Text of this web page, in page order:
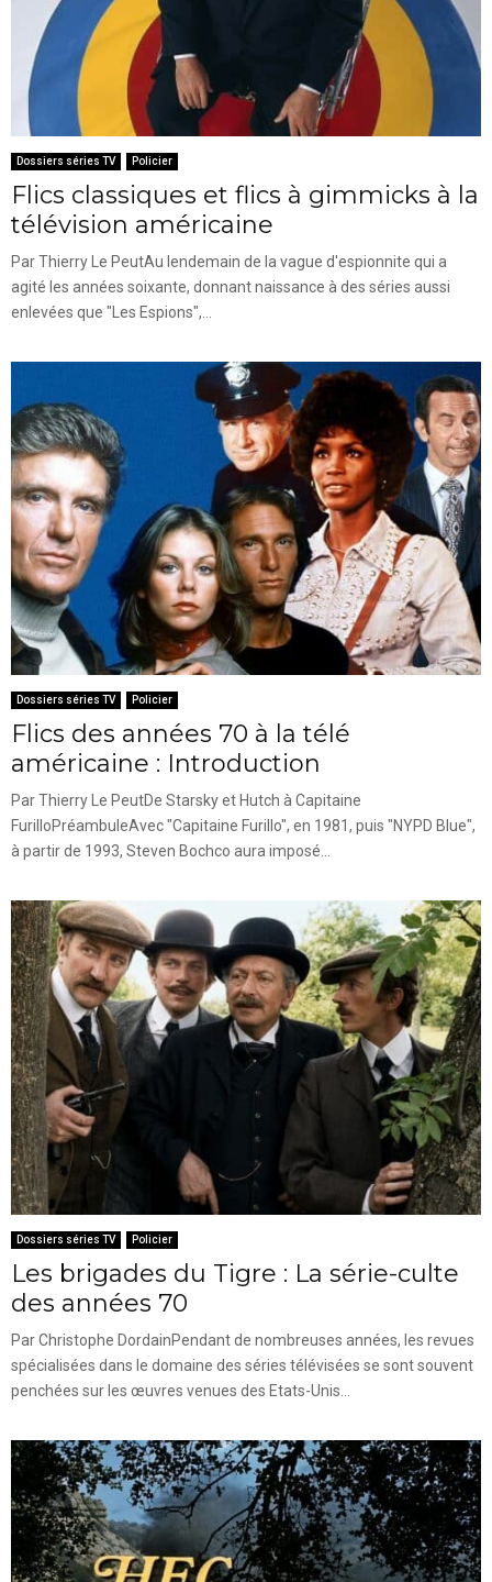
Dossiers séries TV Policier
Flics classiques et flics à gimmicks à la
télévision américaine
Par Thierry Le PeutAu lendemain de la vague d'espionnite qui a
agité les années soixante, donnant naissance à des séries aussi
enlevées que "Les Espions",...
Dossiers séries TV Policier
Flics des années 70 à la télé
américaine : Introduction
Par Thierry Le PeutDe Starsky et Hutch à Capitaine
FurilloPréambuleAvec "Capitaine Furillo", en 1981, puis "NYPD Blue",
à partir de 1993, Steven Bochco aura imposé...
Dossiers séries TV Policier
Les brigades du Tigre : La série-culte
des années 70
Par Christophe DordainPendant de nombreuses années, les revues
spécialisées dans le domaine des séries télévisées se sont souvent
penchées sur les œuvres venues des Etats-Unis...